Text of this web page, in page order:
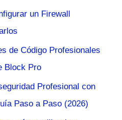
un Firewall
de Código Profesionales
Block Pro
Profesional con
Paso a Paso (2026)